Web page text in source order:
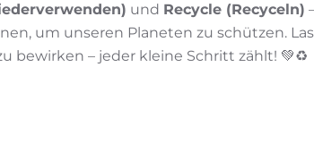
und Recycle (Recyceln)
um unseren Planeten zu schützen.
bewirken – jeder kleine Schritt zählt! 💚♻️